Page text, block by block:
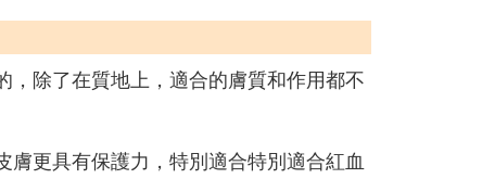
除了在質地上，適合的膚質和作用都不
更具有保護力，特別適合特別適合紅血